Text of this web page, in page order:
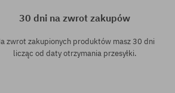
30 dni na zwrot zakupów
zwrot zakupionych produktów masz 30 dni
licząc od daty otrzymania przesyłki.